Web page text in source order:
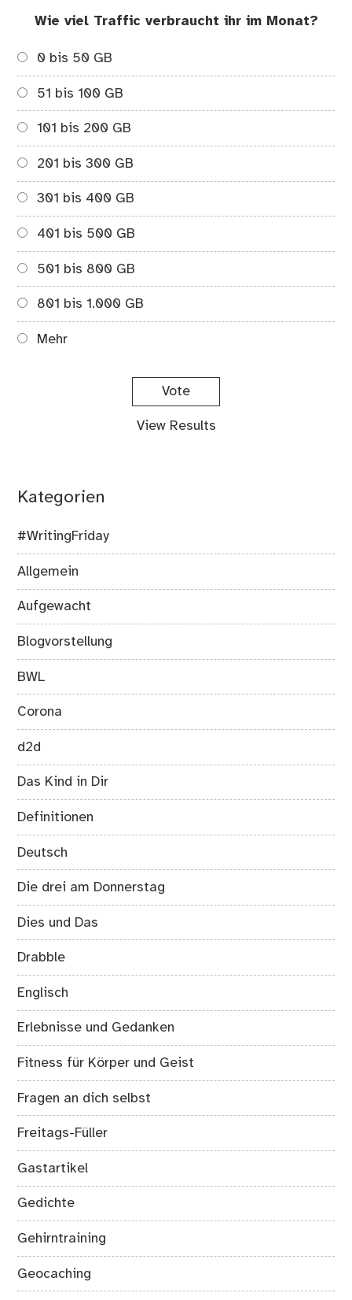
Wie viel Traffic verbraucht ihr im Monat?
0 bis 50 GB
51 bis 100 GB
101 bis 200 GB
201 bis 300 GB
301 bis 400 GB
401 bis 500 GB
501 bis 800 GB
801 bis 1.000 GB
Mehr
View Results
Kategorien
#WritingFriday
Allgemein
Aufgewacht
Blogvorstellung
BWL
Corona
d2d
Das Kind in Dir
Definitionen
Deutsch
Die drei am Donnerstag
Dies und Das
Drabble
Englisch
Erlebnisse und Gedanken
Fitness für Körper und Geist
Fragen an dich selbst
Freitags-Füller
Gastartikel
Gedichte
Gehirntraining
Geocaching